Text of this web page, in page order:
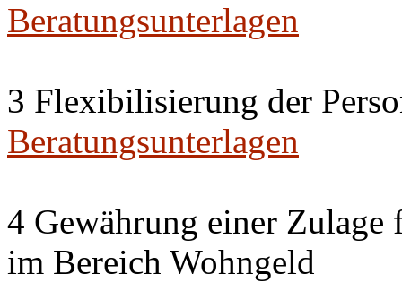
Beratungsunterlagen
3 Flexibilisierung der
Beratungsunterlagen
4 Gewährung einer
im Bereich Wohngeld